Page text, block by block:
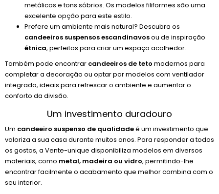
metálicos e tons sóbrios. Os modelos filiformes são uma
excelente opção para este estilo.
Prefere um ambiente mais natural? Descubra os
candeeiros suspensos escandinavosou de inspiração
étnica, perfeitos para criar um espaço acolhedor.
Também pode encontrar candeeiros de teto modernos para
completar a decoração ou optar por modelos com ventilador
integrado, ideais para refrescar o ambiente e aumentar o
conforto da divisão.
Um investimento duradouro
Um candeeiro suspenso de qualidadeé um investimento que
valoriza a sua casa durante muitos anos. Para responder a todos
os gostos, a Vente-unique disponibiliza modelos em diversos
materiais, como metal, madeira ou vidro, permitindo-lhe
encontrar facilmente o acabamento que melhor combina com o
seu interior.